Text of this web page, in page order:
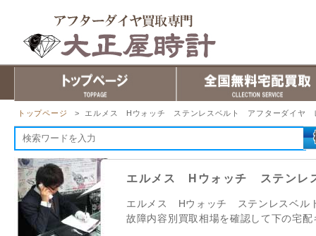
トップページ > エルメス Hウォッチ ステンレスベルト アフターダイヤ
エルメス Hウォッチ ステンレ
エルメス Hウォッチ ステンレスベ
故障内容別買取相場を確認して下の宅